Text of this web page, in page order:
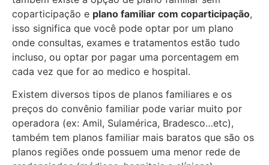
coparticipação e plano familiar com coparticipação,
isso significa que você pode optar por um plano
onde consultas, exames e tratamentos estão tudo
incluso, ou optar por pagar uma porcentagem em
cada vez que for ao medico e hospital.
Existem diversos tipos de planos familiares e os
preços do convênio familiar pode variar muito por
operadora (ex: Amil, Sulamérica, Bradesco…etc),
também tem planos familiar mais baratos que são os
planos regiões onde possuem uma menor rede de